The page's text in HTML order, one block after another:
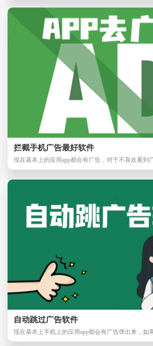
拦截手机广告最好软件
现在基本上的应用app都会有广告，对于不喜欢看到
自动跳过广告软件
现在基本上手机上的应用app都会有广告弹出来，如